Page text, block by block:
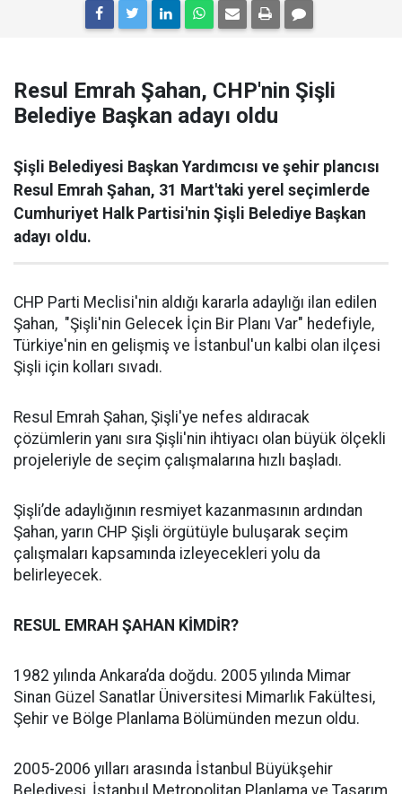
Resul Emrah Şahan, CHP'nin Şişli
Belediye Başkan adayı oldu
Şişli Belediyesi Başkan Yardımcısı ve şehir plancısı
Resul Emrah Şahan, 31 Mart'taki yerel seçimlerde
Cumhuriyet Halk Partisi'nin Şişli Belediye Başkan
adayı oldu.
CHP Parti Meclisi'nin aldığı kararla adaylığı ilan edilen
Şahan, "Şişli'nin Gelecek İçin Bir Planı Var" hedefiyle,
Türkiye'nin en gelişmiş ve İstanbul'un kalbi olan ilçesi
Şişli için kolları sıvadı.
Resul Emrah Şahan, Şişli'ye nefes aldıracak
çözümlerin yanı sıra Şişli'nin ihtiyacı olan büyük ölçekli
projeleriyle de seçim çalışmalarına hızlı başladı.
Şişli’de adaylığının resmiyet kazanmasının ardından
Şahan, yarın CHP Şişli örgütüyle buluşarak seçim
çalışmaları kapsamında izleyecekleri yolu da
belirleyecek.
RESUL EMRAH ŞAHAN KİMDİR?
1982 yılında Ankara’da doğdu. 2005 yılında Mimar
Sinan Güzel Sanatlar Üniversitesi Mimarlık Fakültesi,
Şehir ve Bölge Planlama Bölümünden mezun oldu.
2005-2006 yılları arasında İstanbul Büyükşehir
Belediyesi, İstanbul Metropolitan Planlama ve Tasarım